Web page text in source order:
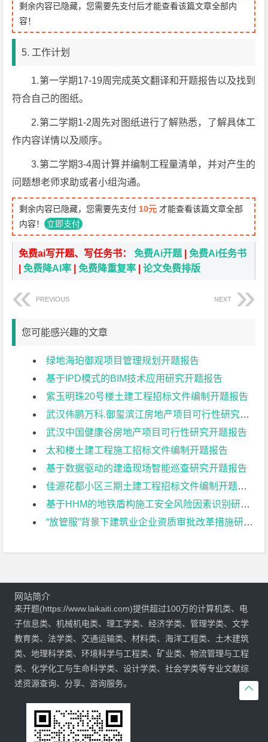
剩余内容已隐藏，您需要先支付后才能查看该篇文章全部内
容！
5. 工作计划
1.第一学期17-19周完成英文翻译和开题报告以及找到
符合自己的图纸。
2.第二学期1-2周先对图纸进行了解熟悉，了解具体工
作内容详情以及顺序。
3.第二学期3-4周计算并编制工程量清单，并对产生的
问题想老师求助或者小组沟通。
剩余内容已隐藏，您需要先支付 10元 才能查看该篇文章全部
内容！ 立即支付
免费ai写开题、写任务书：免费Ai开题 |免费Ai任务书
|免费降AI率 |免费降重复率 |论文免费排版
PREVIOUS NEXT
您可能感兴趣的文章
绿地海珀御观项目管理规划开题报告
基于IPD模式的BIM技术应用研究开题报告
紫玉明珠20号楼土建工程招标文件编制开题报告
武汉伟鹏万科.御玺滨江房地产项目可行性研究开题报告
武汉中国健康谷房地产项目可行性研究开题报告
太和楼土建工程施工招标文件编制开题报告
基于数据驱动的建造现场智能巡查研究开题报告
佳源花都小区三期土建工程招标文件编制开题报告
基于HHM的地铁盾构施工安全风险因素识别研究开题报告
“放管服”背景下建筑业企业资质审批改革措施研究开题报告

网站简介
来开题(https://www.laikaiti.com)提供超过100万的计算机类、电
子信息类、机械机电类、理工学类、经济学类、管理学类、文学
教育类、法学类、交通运输类、材料类、海洋工程类、土木建筑
类、地理科学类、环境科学与工程类、矿业类、物流管理与工程
类、化学化工与生命科学类、设计学类、社会学类等专业文献综
述资源查询、分享、咨询服务。